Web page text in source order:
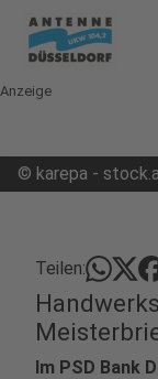
Anzeige
© karepa -
Teilen:
Im PSD Bank